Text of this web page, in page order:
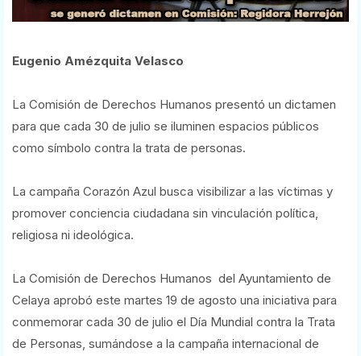
Eugenio Amézquita Velasco
La Comisión de Derechos Humanos presentó un dictamen
para que cada 30 de julio se iluminen espacios públicos
como símbolo contra la trata de personas.
La campaña Corazón Azul busca visibilizar a las víctimas y
promover conciencia ciudadana sin vinculación política,
religiosa ni ideológica.
La Comisión de Derechos Humanos del Ayuntamiento de
Celaya aprobó este martes 19 de agosto una iniciativa para
conmemorar cada 30 de julio el Día Mundial contra la Trata
de Personas, sumándose a la campaña internacional de